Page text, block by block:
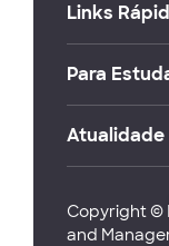
Links
Para
Atualidade
Copyright ©
and